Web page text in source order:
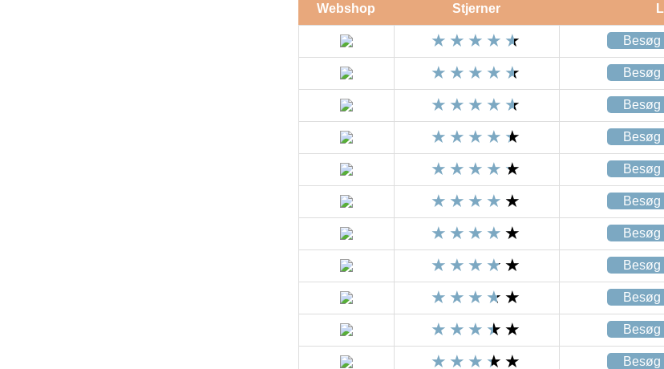
Webshop Stjerner
Besøg
Besøg
Besøg
Besøg
Besøg
Besøg
Besøg
Besøg
Besøg
Besøg
Besøg